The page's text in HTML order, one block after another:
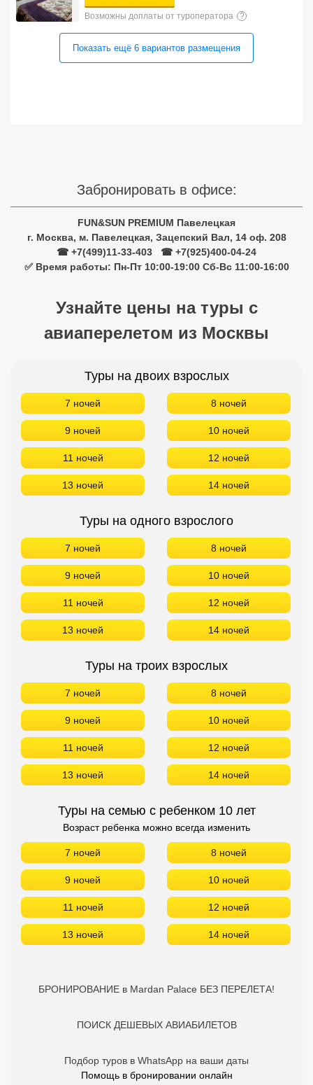
Возможны доплаты от туроператора ?
Показать ещё 6 вариантов размещения
Забронировать в офисе:
FUN&SUN PREMIUM Павелецкая
г. Москва, м. Павелецкая, Зацепский Вал, 14 оф. 208
☎ +7(499)11-33-403
☎ +7(925)400-04-24
✅ Время работы: Пн-Пт 10:00-19:00 Сб-Вс 11:00-16:00
Узнайте цены на туры с
авиаперелетом из Москвы
Туры на двоих взрослых
7 ночей 8 ночей
9 ночей 10 ночей
11 ночей 12 ночей
13 ночей 14 ночей
Туры на одного взрослого
7 ночей 8 ночей
9 ночей 10 ночей
11 ночей 12 ночей
13 ночей 14 ночей
Туры на троих взрослых
7 ночей 8 ночей
9 ночей 10 ночей
11 ночей 12 ночей
13 ночей 14 ночей
Туры на семью с ребенком 10 лет
Возраст ребенка можно всегда изменить
7 ночей 8 ночей
9 ночей 10 ночей
11 ночей 12 ночей
13 ночей 14 ночей
БРОНИРОВАНИЕ в Mardan Palace БЕЗ ПЕРЕЛЕТА!
ПОИСК ДЕШЕВЫХ АВИАБИЛЕТОВ
Подбор туров в WhatsApp на ваши даты
Помощь в бронировании онлайн
Сетевые отели Вьетнама
Сетевые отели Мальдив